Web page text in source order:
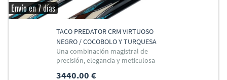
Envío en 7 días
TACO PREDATOR CRM VIRTUOSO
NEGRO / COCOBOLO Y TURQUESA
Una combinación magistral de
precisión, elegancia y meticulosa
3440.00 €